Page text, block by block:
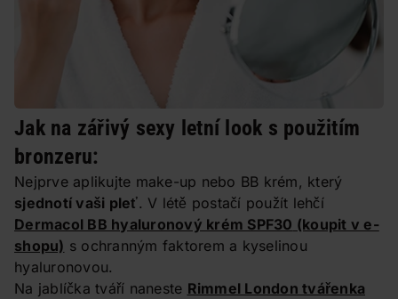
Jak na zářivý sexy letní look s použitím
bronzeru:
Nejprve aplikujte make-up nebo BB krém, který
sjednotí vaši pleť. V létě postačí použít lehčí
Dermacol BB hyaluronový krém SPF30 (koupit v e-
shopu) s ochranným faktorem a kyselinou
hyaluronovou.
Na jablíčka tváří naneste Rimmel London tvářenka